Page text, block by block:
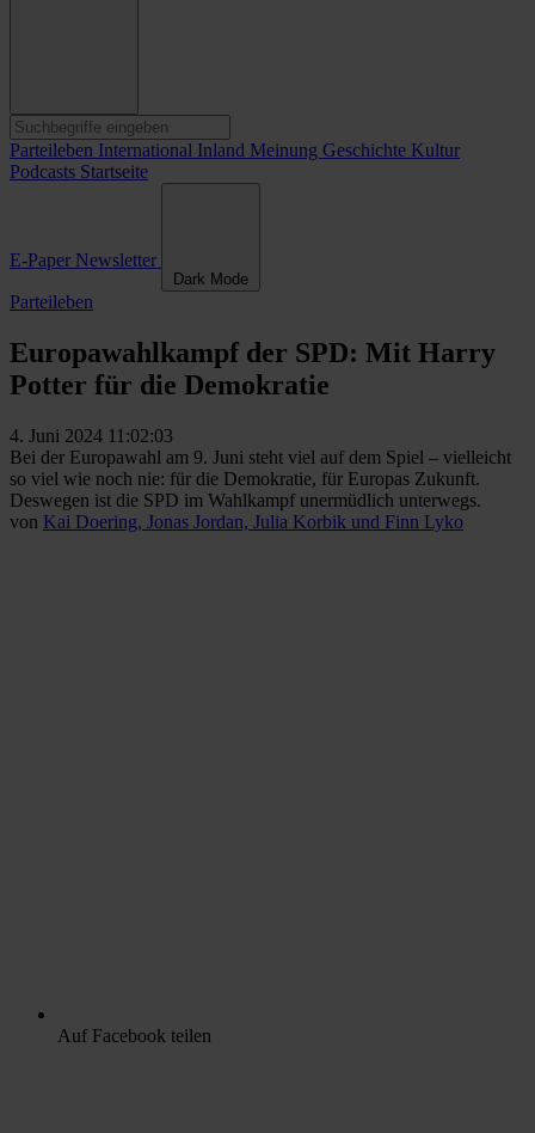
Parteileben International Inland Meinung Geschichte Kultur
Podcasts Startseite
E-Paper Newsletter
Dark Mode
Parteileben
Europawahlkampf der SPD: Mit Harry
Potter für die Demokratie
4. Juni 2024 11:02:03
Bei der Europawahl am 9. Juni steht viel auf dem Spiel – vielleicht
so viel wie noch nie: für die Demokratie, für Europas Zukunft.
Deswegen ist die SPD im Wahlkampf unermüdlich unterwegs.
von Kai Doering, Jonas Jordan, Julia Korbik und Finn Lyko
Auf Facebook teilen